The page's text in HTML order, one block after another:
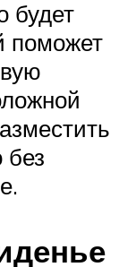
будет
поможет
без